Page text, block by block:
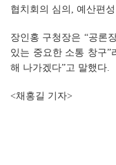
협치회의 심의, 예산편
장인홍 구청장은 “공론
있는 중요한 소통 창구”
해 나가겠다”고 말했다.
<채홍길 기자>